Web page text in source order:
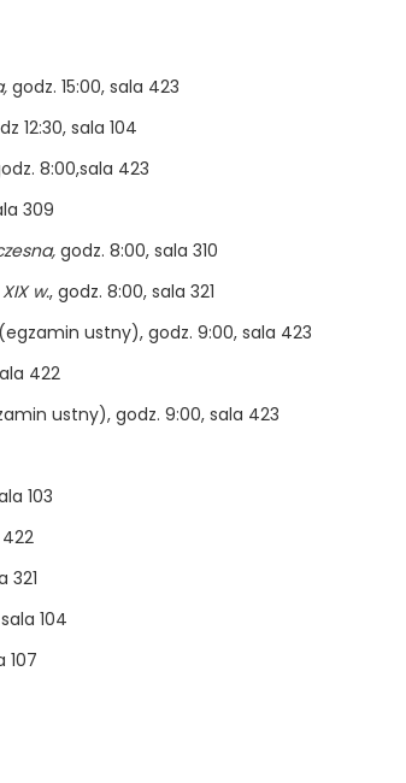
godz. 15:00, sala 423
12:30, sala 104
8:00,sala 423
309
godz. 8:00, sala 310
w., godz. 8:00, sala 321
ustny), godz. 9:00, sala 423
422
ustny), godz. 9:00, sala 423
103
321
104
107